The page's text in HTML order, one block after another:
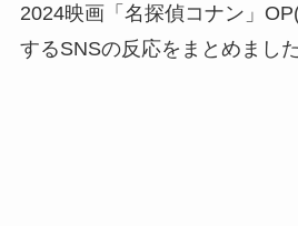
2024映画「名探偵コナン」
するSNSの反応をまとめました